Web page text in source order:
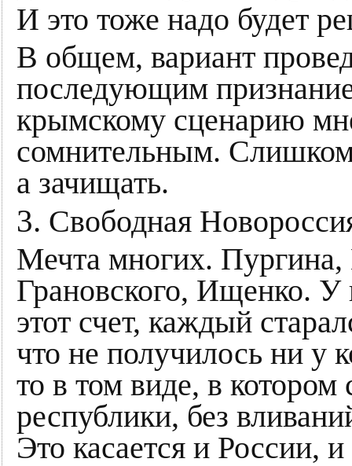
И это тоже надо будет
В общем, вариант
последующим
крымскому сценарию
сомнительным.
а зачищать.
3. Свободная
Мечта многих. Пургина,
Грановского, Ищенко. У
этот счет, каждый
что не получилось ни у
то в том виде, в
республики, без
Это касается и России,